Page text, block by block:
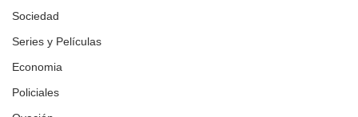
Sociedad
Series y Películas
Economia
Policiales